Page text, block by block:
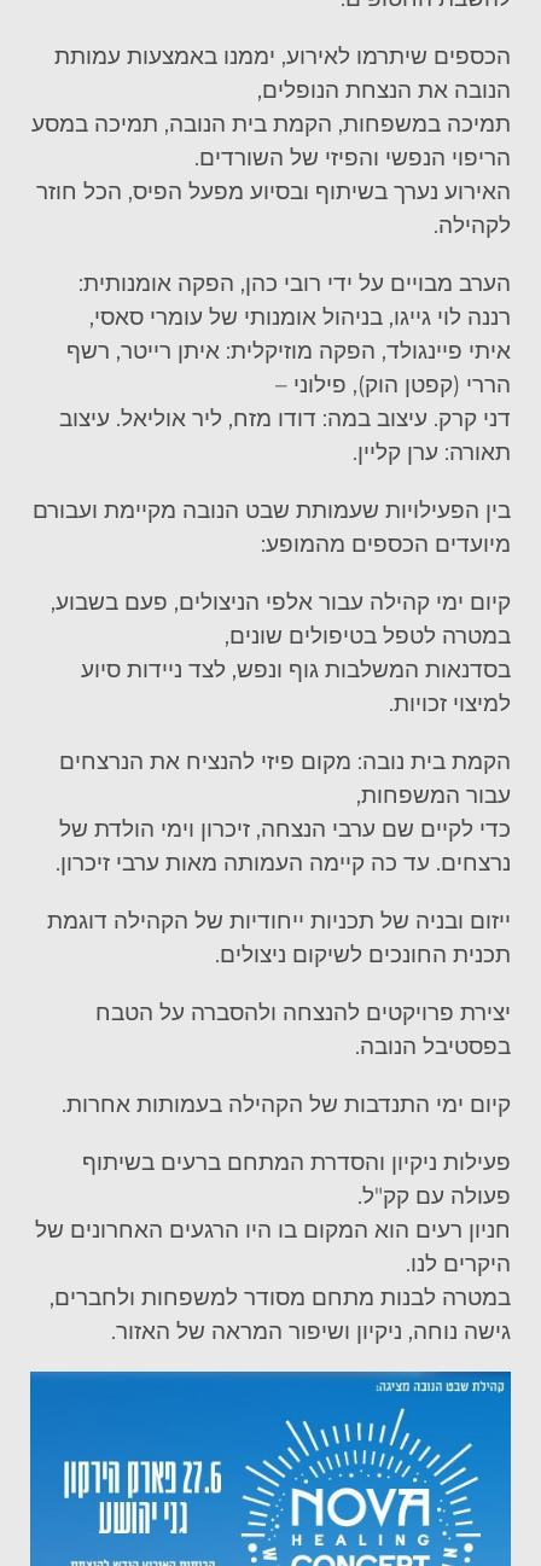
הכספים שיתרמו לאירוע, יממנו באמצעות עמותת
הנובה את הנצחת הנופלים,
תמיכה במשפחות, הקמת בית הנובה, תמיכה במסע
הריפוי הנפשי והפיזי של השורדים.
האירוע נערך בשיתוף ובסיוע מפעל הפיס, הכל חוזר
לקהילה.
הערב מבויים על ידי רובי כהן, הפקה אומנותית:
רננה לוי גייגו, בניהול אומנותי של עומרי סאסי,
איתי פיינגולד, הפקה מוזיקלית: איתן רייטר, רשף
הררי (קפטן הוק), פילוני –
דני קרק. עיצוב במה: דודו מזח, ליר אוליאל. עיצוב
תאורה: ערן קליין.
בין הפעילויות שעמותת שבט הנובה מקיימת ועבורם
מיועדים הכספים מהמופע:
קיום ימי קהילה עבור אלפי הניצולים, פעם בשבוע,
במטרה לטפל בטיפולים שונים,
בסדנאות המשלבות גוף ונפש, לצד ניידות סיוע
למיצוי זכויות.
הקמת בית נובה: מקום פיזי להנציח את הנרצחים
עבור המשפחות,
כדי לקיים שם ערבי הנצחה, זיכרון וימי הולדת של
נרצחים. עד כה קיימה העמותה מאות ערבי זיכרון.
ייזום ובניה של תכניות ייחודיות של הקהילה דוגמת
תכנית החונכים לשיקום ניצולים.
יצירת פרויקטים להנצחה ולהסברה על הטבח
בפסטיבל הנובה.
קיום ימי התנדבות של הקהילה בעמותות אחרות.
פעילות ניקיון והסדרת המתחם ברעים בשיתוף
פעולה עם קק"ל.
חניון רעים הוא המקום בו היו הרגעים האחרונים של
היקרים לנו.
במטרה לבנות מתחם מסודר למשפחות ולחברים,
גישה נוחה, ניקיון ושיפור המראה של האזור.